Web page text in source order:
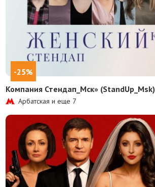
-25%
Компания Стендап_Мск» (StandUp_Msk)
Арбатская и еще 7